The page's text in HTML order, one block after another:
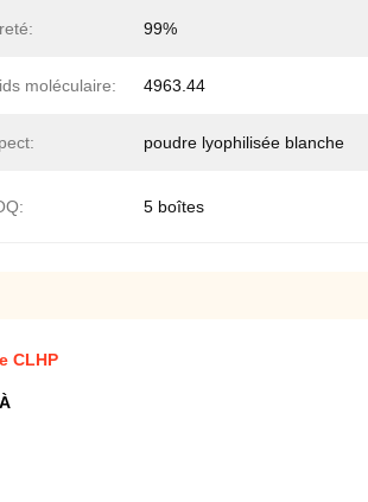
99%
moléculaire: 4963.44
poudre lyophilisée blanche
5 boîtes
CLHP